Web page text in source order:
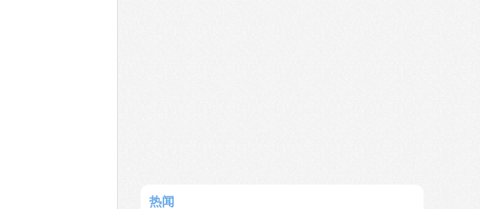
热闻